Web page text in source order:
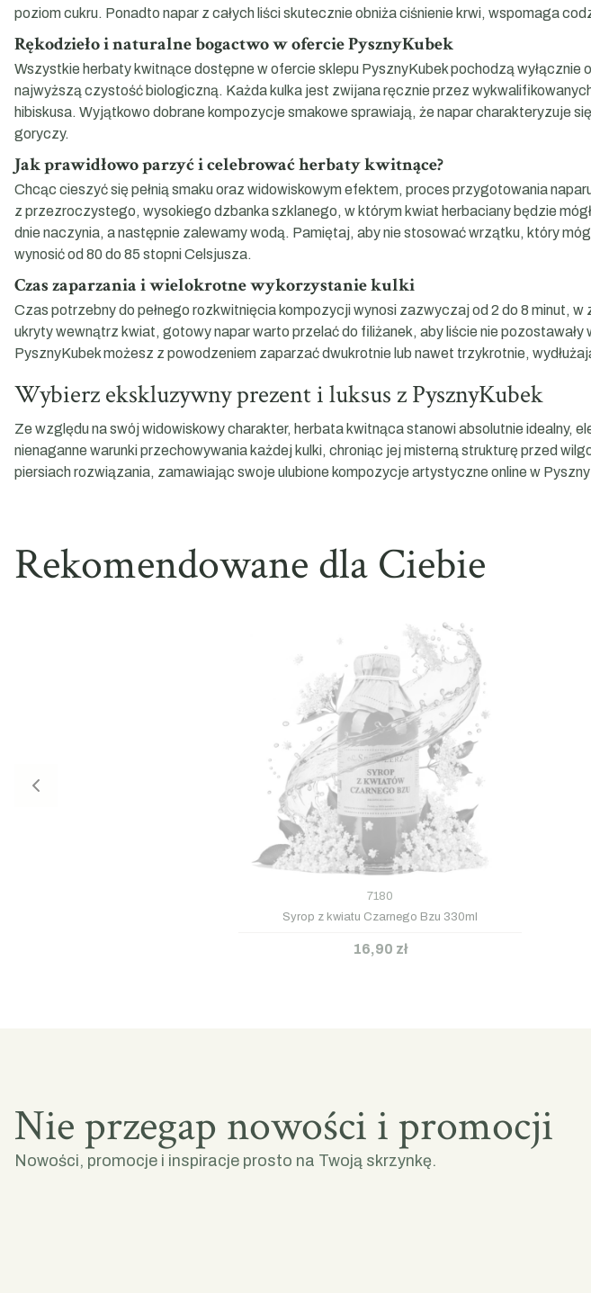
poziom cukru. Ponadto napar z całych liści skutecznie obniża ciśnienie krwi, wspomaga
Rękodzieło i naturalne bogactwo w ofercie PysznyKubek
Wszystkie herbaty kwitnące dostępne w ofercie sklepu PysznyKubek pochodzą
najwyższą czystość biologiczną. Każda kulka jest zwijana ręcznie przez
hibiskusa. Wyjątkowo dobrane kompozycje smakowe sprawiają, że napar charakteryzuje
goryczy.
Jak prawidłowo parzyć i celebrować herbaty kwitnące?
Chcąc cieszyć się pełnią smaku oraz widowiskowym efektem, proces przygotowania
z przezroczystego, wysokiego dzbanka szklanego, w którym kwiat herbaciany będzie
dnie naczynia, a następnie zalewamy wodą. Pamiętaj, aby nie stosować wrzątku, który
wynosić od 80 do 85 stopni Celsjusza.
Czas zaparzania i wielokrotne wykorzystanie kulki
Czas potrzebny do pełnego rozkwitnięcia kompozycji wynosi zazwyczaj od 2 do 8 minut,
ukryty wewnątrz kwiat, gotowy napar warto przelać do filiżanek, aby liście nie
PysznyKubek możesz z powodzeniem zaparzać dwukrotnie lub nawet trzykrotnie,
Wybierz ekskluzywny prezent i luksus z PysznyKubek
Ze względu na swój widowiskowy charakter, herbata kwitnąca stanowi absolutnie idealny,
nienaganne warunki przechowywania każdej kulki, chroniąc jej misterną strukturę przed
piersiach rozwiązania, zamawiając swoje ulubione kompozycje artystyczne online w
Rekomendowane dla Ciebie
7180
Syrop z kwiatu Czarnego Bzu 330ml
16,90 zł
Nie przegap nowości i promocji
Nowości, promocje i inspiracje prosto na Twoją skrzynkę.